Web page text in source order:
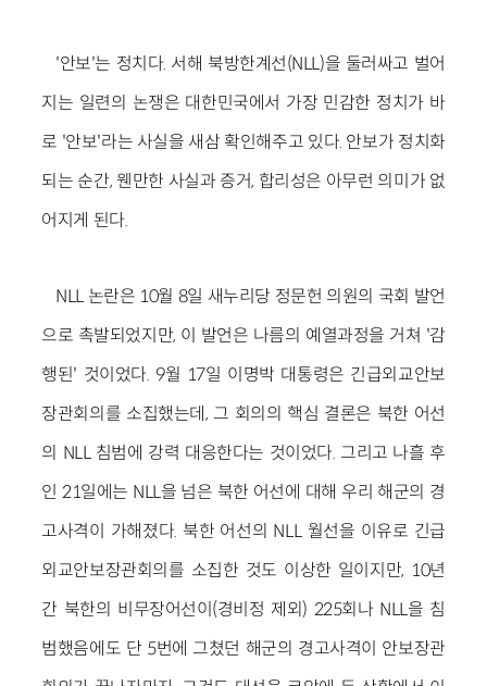
'안보'는 정치다. 서해 북방한계선(NLL)을 둘러싸고 벌어
지는 일련의 논쟁은 대한민국에서 가장 민감한 정치가 바
로 '안보'라는 사실을 새삼 확인해주고 있다. 안보가 정치화
되는 순간, 웬만한 사실과 증거, 합리성은 아무런 의미가 없
어지게 된다.
NLL 논란은 10월 8일 새누리당 정문헌 의원의 국회 발언
으로 촉발되었지만, 이 발언은 나름의 예열과정을 거쳐 '감
행된' 것이었다. 9월 17일 이명박 대통령은 긴급외교안보
장관회의를 소집했는데, 그 회의의 핵심 결론은 북한 어선
의 NLL 침범에 강력 대응한다는 것이었다. 그리고 나흘 후
인 21일에는 NLL을 넘은 북한 어선에 대해 우리 해군의 경
고사격이 가해졌다. 북한 어선의 NLL 월선을 이유로 긴급
외교안보장관회의를 소집한 것도 이상한 일이지만, 10년
간 북한의 비무장어선이(경비정 제외) 225회나 NLL을 침
범했음에도 단 5번에 그쳤던 해군의 경고사격이 안보장관